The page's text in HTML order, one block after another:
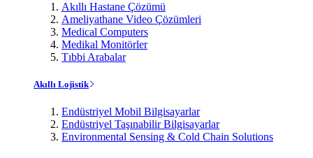
Akıllı Hastane Çözümü
Ameliyathane Video Çözümleri
Medical Computers
Medikal Monitörler
Tıbbi Arabalar
Akıllı Lojistik
Endüstriyel Mobil Bilgisayarlar
Endüstriyel Taşınabilir Bilgisayarlar
Environmental Sensing & Cold Chain Solutions